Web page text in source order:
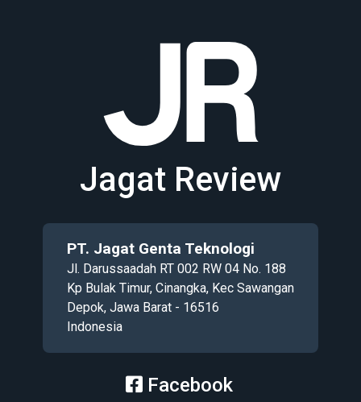
Jagat Review
PT. Jagat Genta Teknologi
Jl. Darussaadah RT 002 RW 04 No. 188
Kp Bulak Timur, Cinangka, Kec Sawangan
Depok, Jawa Barat - 16516
Indonesia
Facebook